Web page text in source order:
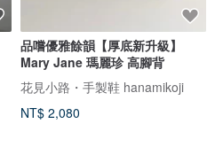
品嚐優雅餘韻【厚底新升級】
Mary Jane 瑪麗珍 高腳背
花見小路・手製鞋 hanamikoji
NT$ 2,080